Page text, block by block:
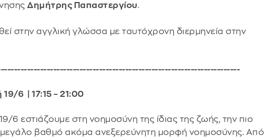
Δημήτρης Παπαστεργίου.
στην αγγλική γλώσσα με ταυτόχρονη διερμηνεία στην
6 | 17:15 – 21:00
6 εστιάζουμε στη νοημοσύνη της ίδιας της ζωής, την πιο
μεγάλο βαθμό ακόμα ανεξερεύνητη μορφή νοημοσύνης. Από